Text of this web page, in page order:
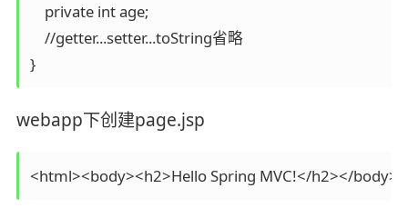
    private int age;
    //getter...setter...toString省略
}
webapp下创建page.jsp
<html><body><h2>Hello Spring MVC!</h2></